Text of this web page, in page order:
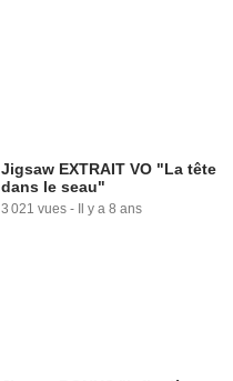
Jigsaw EXTRAIT VO "La tête
dans le seau"
3 021 vues - Il y a 8 ans